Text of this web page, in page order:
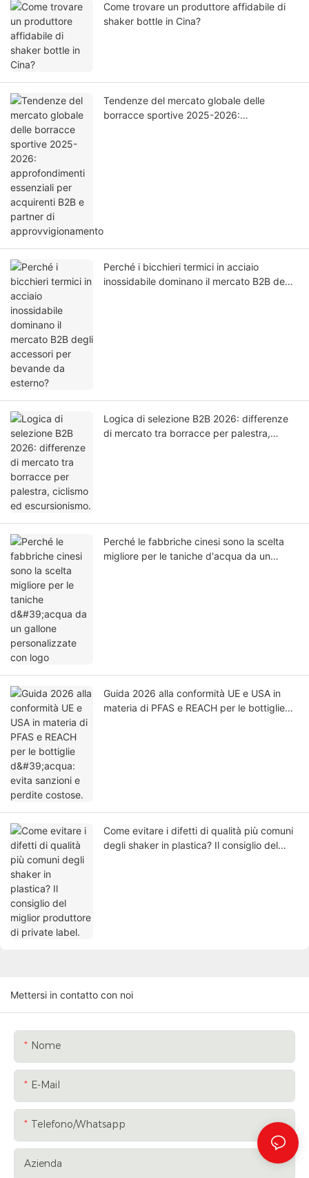
Come trovare un produttore affidabile di
shaker bottle in Cina?
Tendenze del mercato globale delle
borracce sportive 2025-2026:
Perché i bicchieri termici in acciaio
inossidabile dominano il mercato B2B degli
Logica di selezione B2B 2026: differenze
di mercato tra borracce per palestra,
Perché le fabbriche cinesi sono la scelta
migliore per le taniche d'acqua da un
Guida 2026 alla conformità UE e USA in
materia di PFAS e REACH per le bottiglie
Come evitare i difetti di qualità più comuni
degli shaker in plastica? Il consiglio del
Mettersi in contatto con noi
Nome
E-Mail
Telefono/whatsapp
Azienda